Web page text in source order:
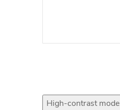
High-contrast mode